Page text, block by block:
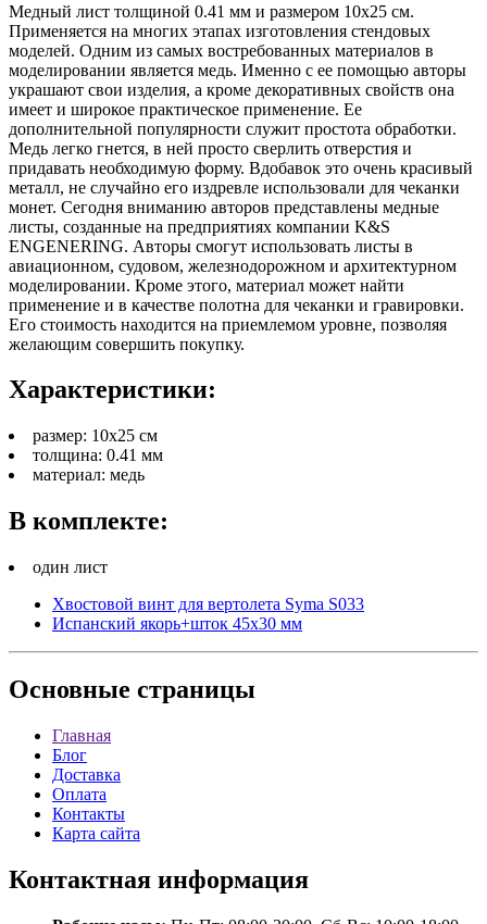
Медный лист толщиной 0.41 мм и размером 10х25 см.
Применяется на многих этапах изготовления стендовых
моделей. Одним из самых востребованных материалов в
моделировании является медь. Именно с ее помощью авторы
украшают свои изделия, а кроме декоративных свойств она
имеет и широкое практическое применение. Ее
дополнительной популярности служит простота обработки.
Медь легко гнется, в ней просто сверлить отверстия и
придавать необходимую форму. Вдобавок это очень красивый
металл, не случайно его издревле использовали для чеканки
монет. Сегодня вниманию авторов представлены медные
листы, созданные на предприятиях компании K&S
ENGENERING. Авторы смогут использовать листы в
авиационном, судовом, железнодорожном и архитектурном
моделировании. Кроме этого, материал может найти
применение и в качестве полотна для чеканки и гравировки.
Его стоимость находится на приемлемом уровне, позволяя
желающим совершить покупку.
Характеристики:
размер: 10х25 см
толщина: 0.41 мм
материал: медь
В комплекте:
один лист
Хвостовой винт для вертолета Syma S033
Испанский якорь+шток 45x30 мм
Основные страницы
Главная
Блог
Доставка
Оплата
Контакты
Карта сайта
Контактная информация